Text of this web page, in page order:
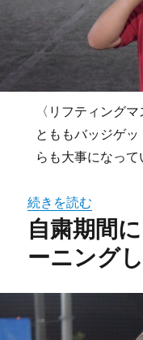
〈リフティング
とももバッジゲ
らも大事になって
続きを読む
自粛期間
ーニング